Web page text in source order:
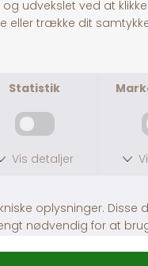
249,00